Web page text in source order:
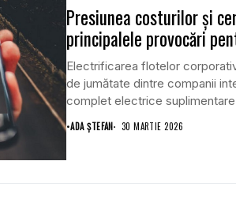
Presiunea costurilor și
principalele provocări
Electrificarea flotelor
de jumătate dintre companii
complet electrice suplimentare
•ADA ȘTEFAN 30 MARTIE 2026